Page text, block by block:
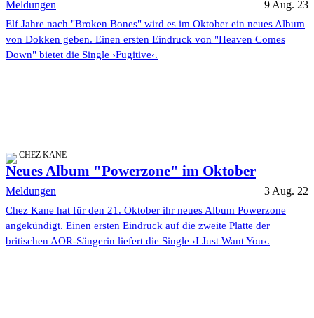
Meldungen 9 Aug. 23
Elf Jahre nach "Broken Bones" wird es im Oktober ein neues Album
von Dokken geben. Einen ersten Eindruck von "Heaven Comes
Down" bietet die Single ›Fugitive‹.
CHEZ KANE
Neues Album "Powerzone" im Oktober
Meldungen 3 Aug. 22
Chez Kane hat für den 21. Oktober ihr neues Album Powerzone
angekündigt. Einen ersten Eindruck auf die zweite Platte der
britischen AOR-Sängerin liefert die Single ›I Just Want You‹.